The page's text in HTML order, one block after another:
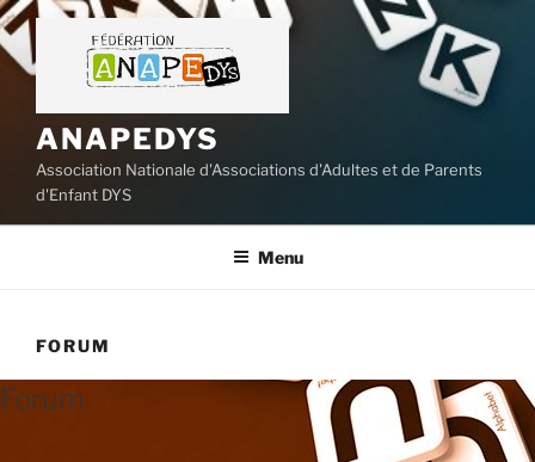
Aller
au
contenu
ANAPEDYS
Association Nationale d'Associations d'Adultes et de Parents
d'Enfant DYS
Menu
FORUM
Forum